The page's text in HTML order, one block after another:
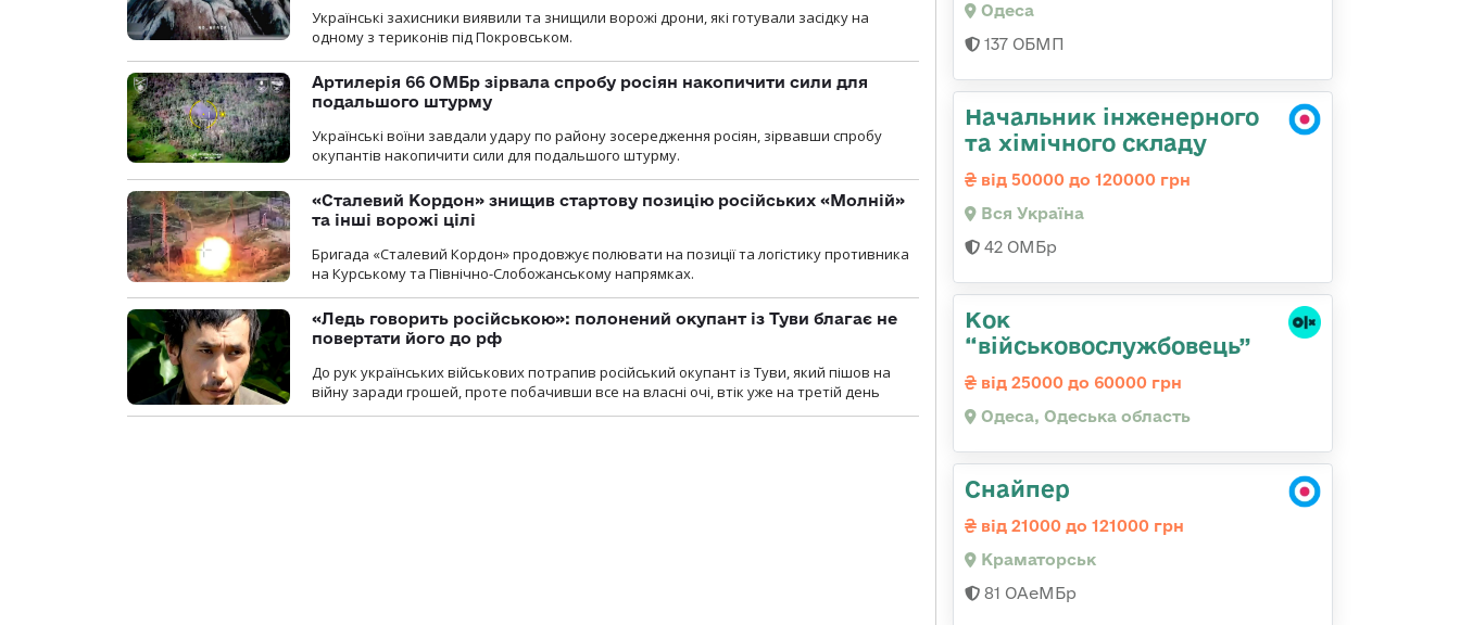
Українські захисники виявили та знищили ворожі дрони, які готували засідку на
одному з териконів під Покровськом.
Артилерія 66 ОМБр зірвала спробу росіян накопичити сили для
подальшого штурму
Українські воїни завдали удару по району зосередження росіян, зірвавши спробу
окупантів накопичити сили для подальшого штурму.
«Сталевий Кордон» знищив стартову позицію російських «Молній»
та інші ворожі цілі
Бригада «Сталевий Кордон» продовжує полювати на позиції та логістику противника
на Курському та Північно-Слобожанському напрямках.
«Ледь говорить російською»: полонений окупант із Туви благає не
повертати його до рф
До рук українських військових потрапив російський окупант із Туви, який пішов на
війну заради грошей, проте побачивши все на власні очі, втік уже на третій день
Одеса
137 ОБМП
Начальник інженерного
та хімічного складу
від 50000 до 120000 грн
Вся Україна
42 ОМБр
Кок
“військовослужбовець”
від 25000 до 60000 грн
Одеса, Одеська область
Снайпер
від 21000 до 121000 грн
Краматорськ
81 ОАеМБр